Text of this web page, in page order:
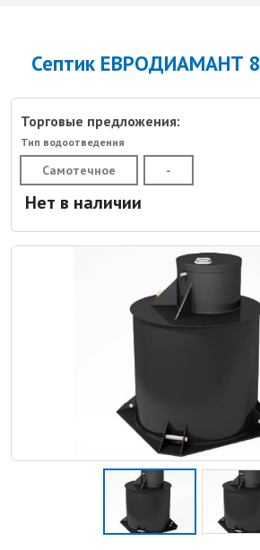
Септик ЕВРОДИАМАНТ 8
Торговые предложения:
Тип водоотведения
Самотечное -
Нет в наличии